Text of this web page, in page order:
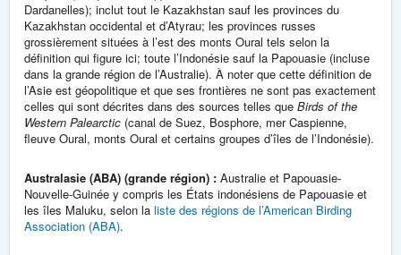
Dardanelles); inclut tout le Kazakhstan sauf les provinces du
Kazakhstan occidental et d’Atyrau; les provinces russes
grossièrement situées à l’est des monts Oural tels selon la
définition qui figure ici; toute l’Indonésie sauf la Papouasie (incluse
dans la grande région de l’Australie). À noter que cette définition de
l’Asie est géopolitique et que ses frontières ne sont pas exactement
celles qui sont décrites dans des sources telles que Birds of the
Western Palearctic (canal de Suez, Bosphore, mer Caspienne,
fleuve Oural, monts Oural et certains groupes d’îles de l’Indonésie).
Australasie (ABA) (grande région) : Australie et Papouasie-
Nouvelle-Guinée y compris les États indonésiens de Papouasie et
les îles Maluku, selon la liste des régions de l’American Birding
Association (ABA).